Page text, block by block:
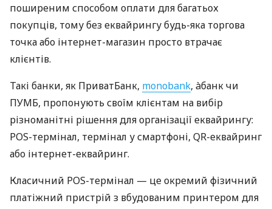
поширеним способом оплати для багатьох
покупців, тому без еквайрингу будь-яка торгова
точка або інтернет-магазин просто втрачає
клієнтів.
Такі банки, як ПриватБанк, monobank, àбанк чи
ПУМБ, пропонують своїм клієнтам на вибір
різноманітні рішення для організації еквайрингу:
POS-термінал, термінал у смартфоні, QR-еквайринг
або інтернет-еквайринг.
Класичний POS-термінал — це окремий фізичний
платіжний пристрій з вбудованим принтером для